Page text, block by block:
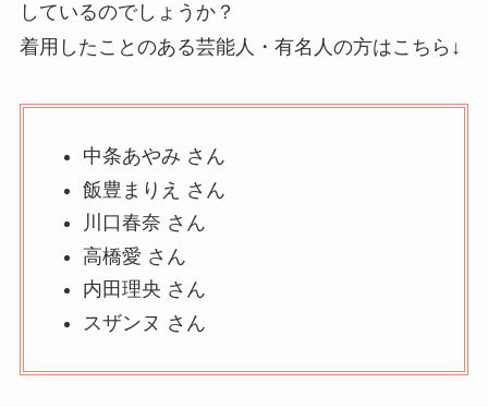
しているのでしょうか？
着用したことのある芸能人・有名人の方はこちら↓
中条あやみ さん
飯豊まりえ さん
川口春奈 さん
高橋愛 さん
内田理央 さん
スザンヌ さん